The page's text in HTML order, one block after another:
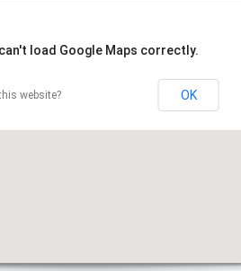
load Google Maps correctly.
website? OK